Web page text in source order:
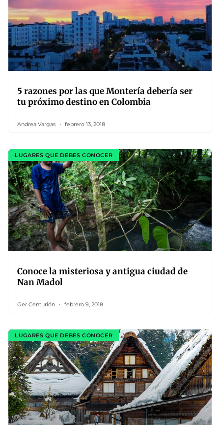
5 razones por las que Montería debería ser
tu próximo destino en Colombia
Andrea Vargas febrero 13, 2018
LUGARES QUE DEBES CONOCER
Conoce la misteriosa y antigua ciudad de
Nan Madol
Ger Centurión febrero 9, 2018
LUGARES QUE DEBES CONOCER